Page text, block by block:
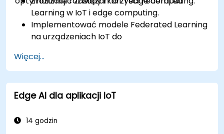
Learning w IoT i edge computing.
Implementować modele Federated Learning
na urządzeniach IoT do
Zmniejszać opóźnienia i poprawiać
podejmowanie decyzji w czasie rzeczywistym
w środowiskach edge computing.
Rozwiązywać problemy związane z
w systemach IoT.
Więcej...
Edge AI dla aplikacji IoT
14 godzin